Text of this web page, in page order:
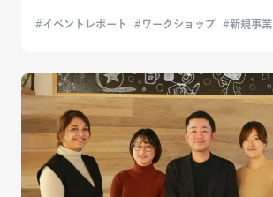
イベントレポート ワークショップ 新規事業